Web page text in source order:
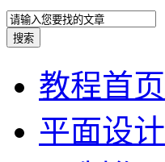
教程首页
平面设计